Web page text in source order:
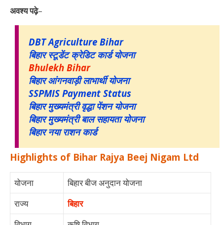
अवश्य पढ़े–
DBT Agriculture Bihar
बिहार स्टूडेंट क्रेडिट कार्ड योजना
Bhulekh Bihar
बिहार आंगनवाड़ी लाभार्थी योजना
SSPMIS Payment Status
बिहार मुख्यमंत्री वृद्धा पेंशन योजना
बिहार मुख्यमंत्री बाल सहायता योजना
बिहार नया राशन कार्ड
Highlights of Bihar Rajya Beej Nigam Ltd
योजना
बिहार बीज अनुदान योजना
राज्य
बिहार